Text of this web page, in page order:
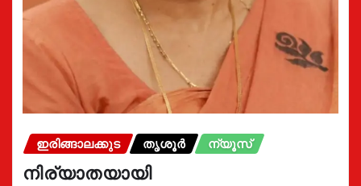
ഇരിങ്ങാലക്കുട തൃശൂർ ന്യൂസ്
നിര്യാതയായി